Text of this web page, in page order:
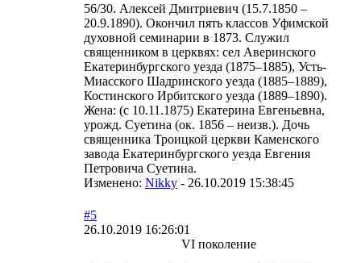
56/30. Алексей Дмитриевич (15.7.1850 –
20.9.1890). Окончил пять классов Уфимской
духовной семинарии в 1873. Служил
священником в церквях: сел Аверинского
Екатеринбургского уезда (1875–1885), Усть-
Миасского Шадринского уезда (1885–1889),
Костинского Ирбитского уезда (1889–1890).
Жена: (с 10.11.1875) Екатерина Евгеньевна,
урожд. Суетина (ок. 1856 – неизв.). Дочь
священника Троицкой церкви Каменского
завода Екатеринбургского уезда Евгения
Петровича Суетина.
Изменено: Nikky - 26.10.2019 15:38:45
#5
26.10.2019 16:26:01
VI поколение